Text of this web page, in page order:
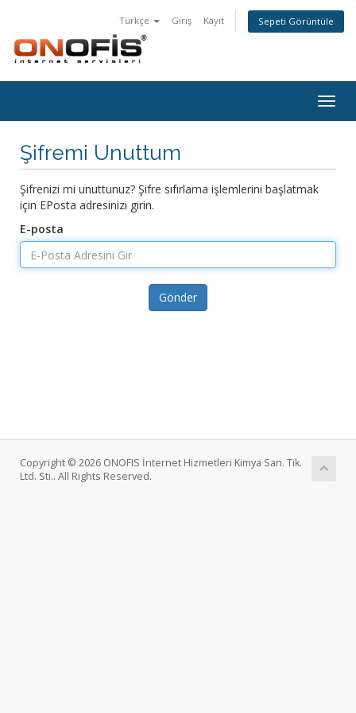
Türkçe Giriş Kayıt Sepeti Görüntüle
Şifremi Unuttum
Şifrenizi mi unuttunuz? Şifre sıfırlama işlemlerini başlatmak
için EPosta adresinizi girin.
E-posta
Gönder
Copyright © 2026 ONOFIS İnternet Hizmetleri Kimya San. Tik.
Ltd. Sti.. All Rights Reserved.